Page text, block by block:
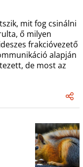
mit fog csinálni
ő milyen
frakcióvezető
alapján
de most az